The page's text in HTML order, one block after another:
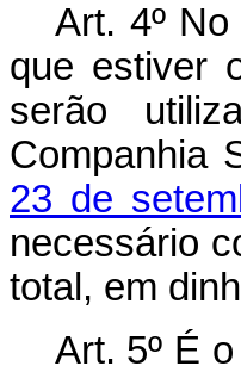
Art. 4º
que estiver
serão
Companhia
23 de
necessário
total, em
Art. 5º É